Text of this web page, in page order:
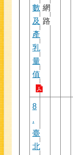
數
及
產
乳
量
值
網
路
8
.
臺
北